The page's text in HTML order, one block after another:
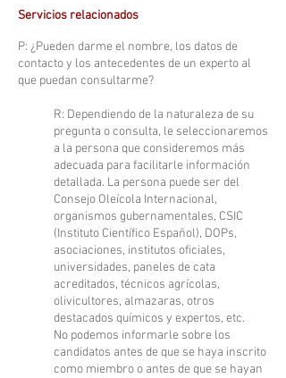
Servicios relacionados
P: ¿Pueden darme el nombre, los datos de
contacto y los antecedentes de un experto al
que puedan consultarme?
R: Dependiendo de la naturaleza de su
pregunta o consulta, le seleccionaremos
a la persona que consideremos más
adecuada para facilitarle información
detallada. La persona puede ser del
Consejo Oleícola Internacional,
organismos gubernamentales, CSIC
(Instituto Científico Español), DOPs,
asociaciones, institutos oficiales,
universidades, paneles de cata
acreditados, técnicos agrícolas,
olivicultores, almazaras, otros
destacados químicos y expertos, etc.
No podemos informarle sobre los
candidatos antes de que se haya inscrito
como miembro o antes de que se hayan